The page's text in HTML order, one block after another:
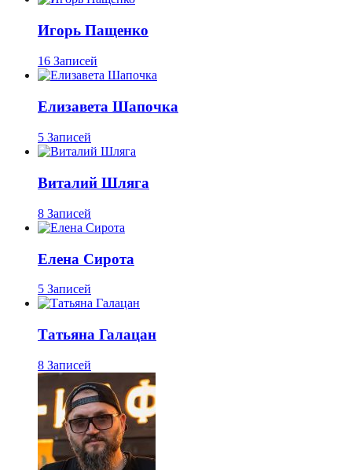
Игорь Пащенко
16 Записей
Елизавета Шапочка
5 Записей
Виталий Шляга
8 Записей
Елена Сирота
5 Записей
Татьяна Галацан
8 Записей